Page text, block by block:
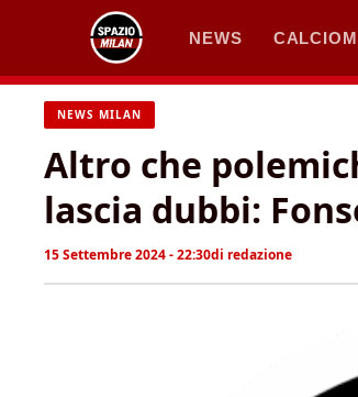
contenuto
NEWS
NEWS MILAN
Altro che
lascia dubbi:
15 Settembre 2024 - 22:30di redazione